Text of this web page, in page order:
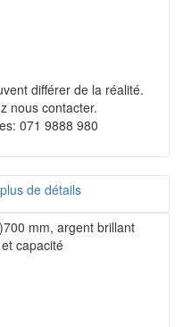
différer de la réalité.
nous contacter.
071 9888 980
de détails
mm, argent brillant
capacité